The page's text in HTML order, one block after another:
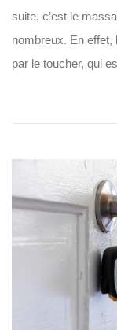
suite, c’est le
nombreux. En
par le toucher, qui